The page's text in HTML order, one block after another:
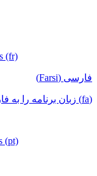
(fr)
فارسی (Farsi)
(fa) زبان برنامه را به فارسی تغییر دهید
(pt)